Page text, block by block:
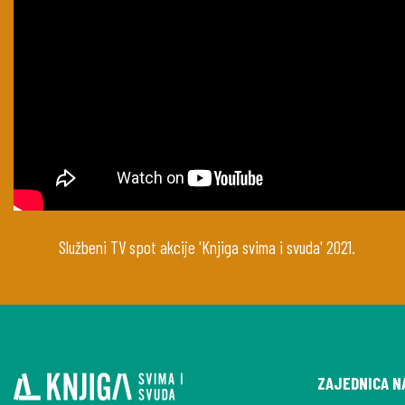
Službeni TV spot akcije 'Knjiga svima i svuda' 2021.
ZAJEDNICA